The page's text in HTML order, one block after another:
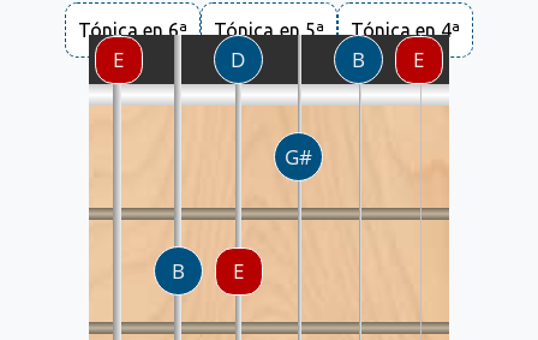
Tónica en 6ª Tónica en 5ª Tónica en 4ª